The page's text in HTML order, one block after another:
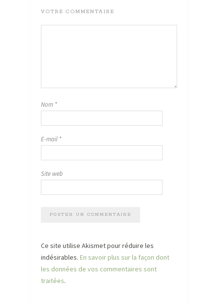
VOTRE COMMENTAIRE
Nom *
E-mail *
Site web
Ce site utilise Akismet pour réduire les
indésirables. En savoir plus sur la façon dont
les données de vos commentaires sont
traitées.